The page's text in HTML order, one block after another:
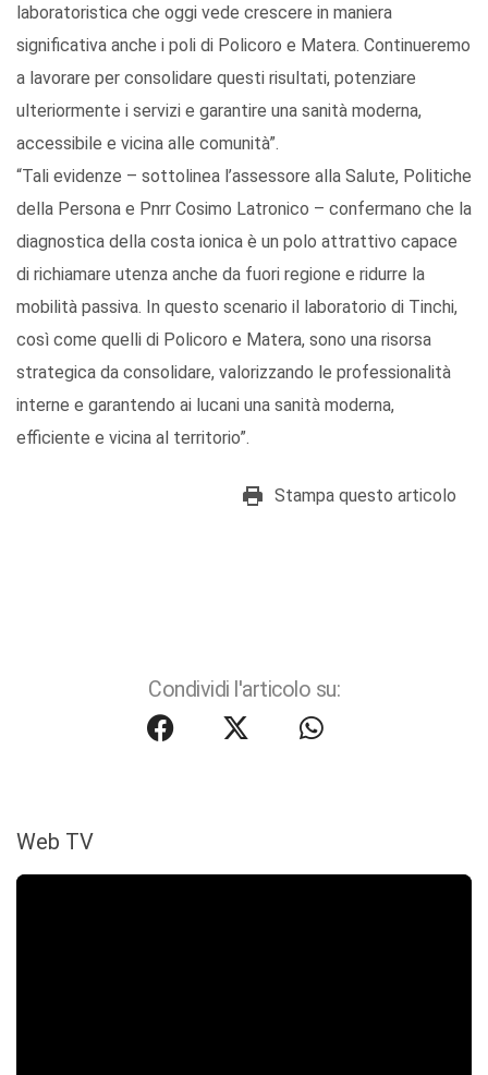
laboratoristica che oggi vede crescere in maniera
significativa anche i poli di Policoro e Matera. Continueremo
a lavorare per consolidare questi risultati, potenziare
ulteriormente i servizi e garantire una sanità moderna,
accessibile e vicina alle comunità”.
“Tali evidenze – sottolinea l’assessore alla Salute, Politiche
della Persona e Pnrr Cosimo Latronico – confermano che la
diagnostica della costa ionica è un polo attrattivo capace
di richiamare utenza anche da fuori regione e ridurre la
mobilità passiva. In questo scenario il laboratorio di Tinchi,
così come quelli di Policoro e Matera, sono una risorsa
strategica da consolidare, valorizzando le professionalità
interne e garantendo ai lucani una sanità moderna,
efficiente e vicina al territorio”.
Stampa questo articolo
Condividi l'articolo su:
Web TV